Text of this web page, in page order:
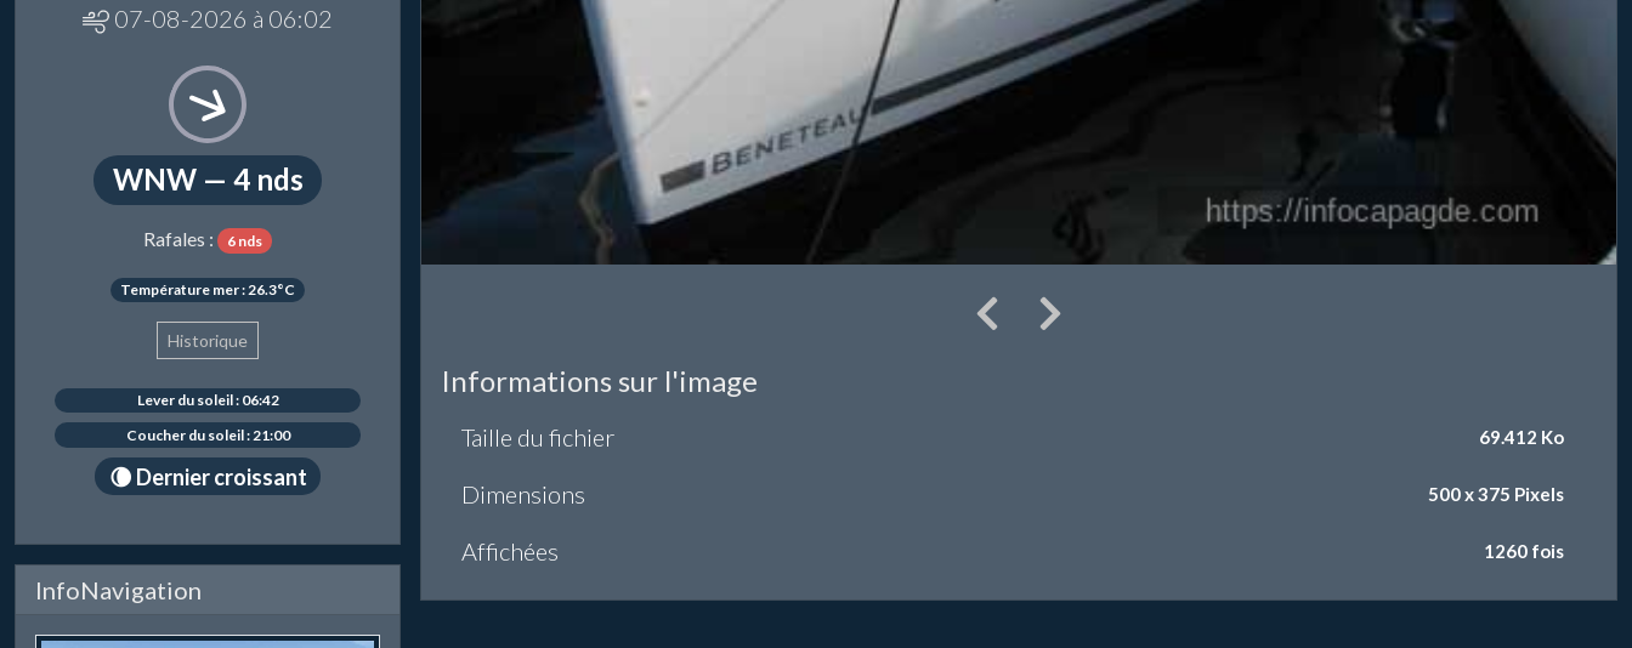
07-08-2026 à 06:02
WNW — 4 nds
Rafales : 6 nds
Température mer : 26.3°C
Historique
Lever du soleil : 06:42
Coucher du soleil : 21:00
🌘 Dernier croissant
InfoNavigation
Informations sur l'image
Taille du fichier 69.412 Ko
Dimensions 500 x 375 Pixels
Affichées 1260 fois